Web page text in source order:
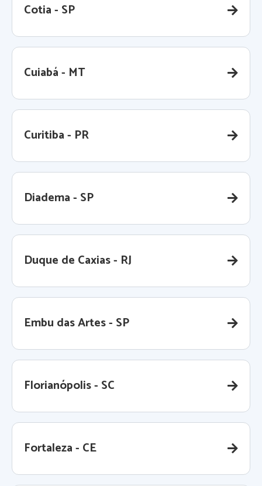
Cotia - SP
Cuiabá - MT
Curitiba - PR
Diadema - SP
Duque de Caxias - RJ
Embu das Artes - SP
Florianópolis - SC
Fortaleza - CE